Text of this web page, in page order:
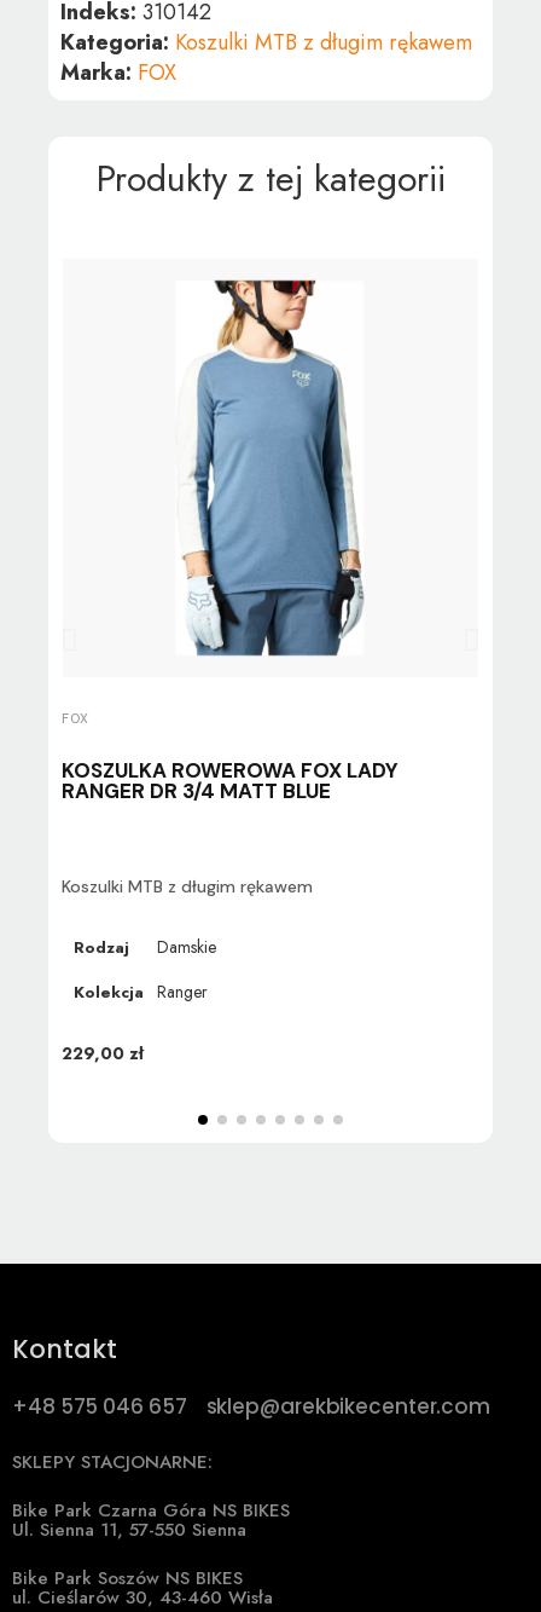
Indeks: 310142
Kategoria: Koszulki MTB z długim rękawem
Marka: FOX
Produkty z tej kategorii
FOX
KOSZULKA ROWEROWA FOX LADY
RANGER DR 3/4 MATT BLUE
Koszulki MTB z długim rękawem
Rodzaj Damskie
Kolekcja Ranger
229,00 zł
Kontakt
+48 575 046 657 sklep@arekbikecenter.com
SKLEPY STACJONARNE:
Bike Park Czarna Góra NS BIKES
Ul. Sienna 11, 57-550 Sienna
Bike Park Soszów NS BIKES
ul. Cieślarów 30, 43-460 Wisła